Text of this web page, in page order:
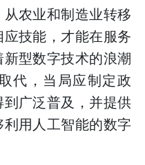
农业和制造业转移
技能，才能在服务
型数字技术的浪潮
代，当局应制定政
广泛普及，并提供
用人工智能的数字